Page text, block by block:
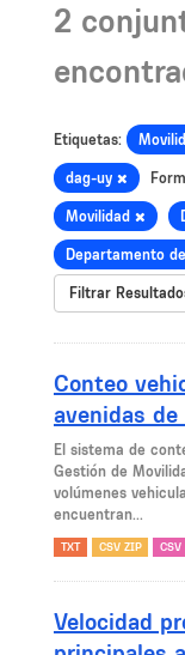
2
Etiquetas:
dag-uy
Movilidad
Departamento
Filtrar
Conteo
avenidas
El sistema de
Gestión de
volúmenes
encuentran...
TXT CSV ZIP CSV
Velocidad